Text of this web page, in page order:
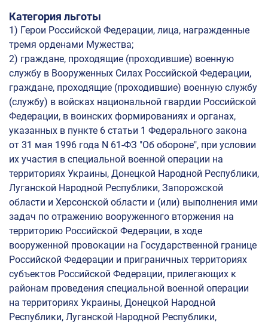
Общежития УУНиТ
Порядок заселения
Категории лиц, подлежащих к первоочередному заселению
Бланк заявления на заселение
Контакты
Контакты
Аспирантура
Основная информация
Количество мест для приема
Сроки проведения приема
Перечень научных специальностей
Необходимые документы
Правила приема
Категория льготы
1) Герои Российской Федерации, лица, награжденные
тремя орденами Мужества;
2) граждане, проходящие (проходившие) военную
службу в Вооруженных Силах Российской Федерации,
граждане, проходящие (проходившие) военную службу
(службу) в войсках национальной гвардии Российской
Федерации, в воинских формированиях и органах,
указанных в пункте 6 статьи 1 Федерального закона
от 31 мая 1996 года N 61-ФЗ "Об обороне", при условии
их участия в специальной военной операции на
территориях Украины, Донецкой Народной Республики,
Луганской Народной Республики, Запорожской
области и Херсонской области и (или) выполнения ими
задач по отражению вооруженного вторжения на
территорию Российской Федерации, в ходе
вооруженной провокации на Государственной границе
Российской Федерации и приграничных территориях
субъектов Российской Федерации, прилегающих к
районам проведения специальной военной операции
на территориях Украины, Донецкой Народной
Республики, Луганской Народной Республики,